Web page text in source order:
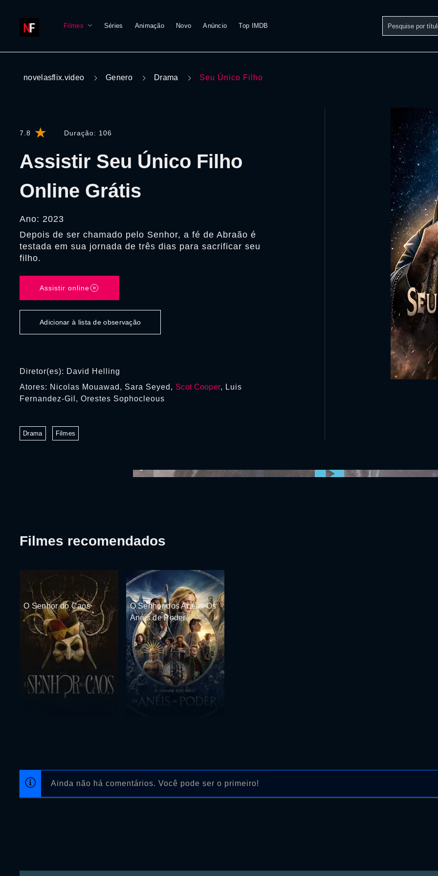
Filmes Séries Animação Novo Anúncio Top IMDB
novelasflix.video Genero Drama Seu Único Filho
7.8 Duração: 106
Assistir Seu Único Filho
Online Grátis
Ano: 2023
Depois de ser chamado pelo Senhor, a fé de Abraão é
testada em sua jornada de três dias para sacrificar seu
filho.
Assistir online
Adicionar à lista de observação
Diretor(es): David Helling
Atores: Nicolas Mouawad, Sara Seyed, Scot Cooper, Luis
Fernandez-Gil, Orestes Sophocleous
Drama Filmes
Ainda não há comentários. Você pode ser o primeiro!
Filmes recomendados
O Senhor do Caos
O Senhor dos Anéis: Os
Anéis de Poder